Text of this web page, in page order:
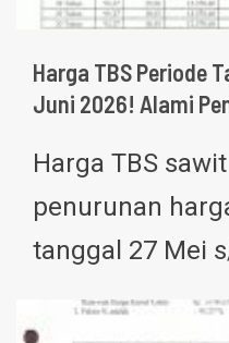
Harga TBS Periode
Juni 2026! Alami
Harga TBS
penurunan
tanggal 27 Mei